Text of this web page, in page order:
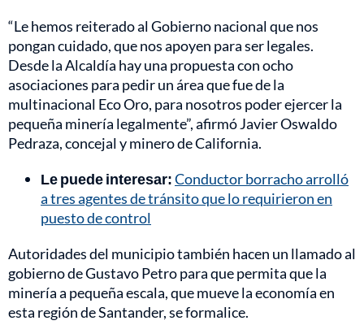
“Le hemos reiterado al Gobierno nacional que nos
pongan cuidado, que nos apoyen para ser legales.
Desde la Alcaldía hay una propuesta con ocho
asociaciones para pedir un área que fue de la
multinacional Eco Oro, para nosotros poder ejercer la
pequeña minería legalmente”, afirmó Javier Oswaldo
Pedraza, concejal y minero de California.
Le puede interesar:Conductor borracho arrolló
a tres agentes de tránsito que lo requirieron en
puesto de control
Autoridades del municipio también hacen un llamado al
gobierno de Gustavo Petro para que permita que la
minería a pequeña escala, que mueve la economía en
esta región de Santander, se formalice.